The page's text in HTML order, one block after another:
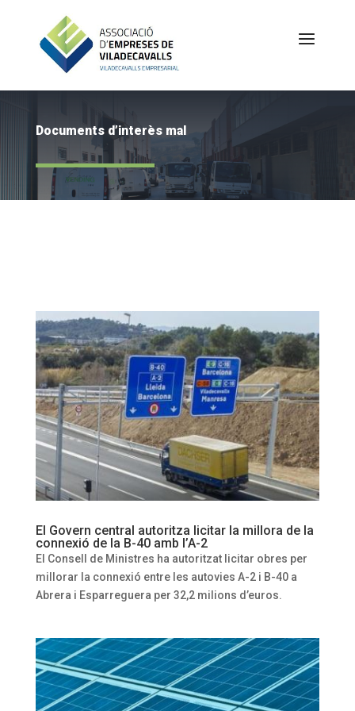
Documents d’interès mal
El Govern central autoritza licitar la millora de la
connexió de la B-40 amb l’A-2
El Consell de Ministres ha autoritzat licitar obres per
millorar la connexió entre les autovies A-2 i B-40 a
Abrera i Esparreguera per 32,2 milions d’euros.